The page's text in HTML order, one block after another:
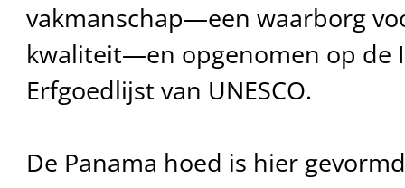
vakmanschap—een waarborg
kwaliteit—en opgenomen op de
Erfgoedlijst van UNESCO.
De Panama hoed is hier